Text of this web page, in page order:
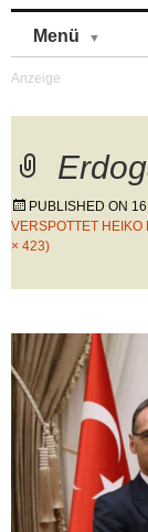
Menü
PUBLISHED ON
VERSPOTTET
× 423)